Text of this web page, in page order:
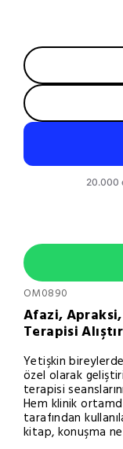
OM0890
Afazi,
Terapisi
Yetişkin
özel olarak
terapisi
Hem klinik
tarafından
kitap, konuşma